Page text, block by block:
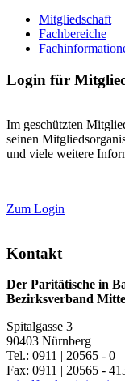
Mitgliedschaft
Fachbereiche
Login für
Im geschützten
seinen
und viele weitere
Zum Login
Kontakt
Der Paritätische in
Bezirksverband
Spitalgasse 3
90403 Nürnberg
Tel.: 0911 | 20565 - 0
Fax: 0911 | 20565 -